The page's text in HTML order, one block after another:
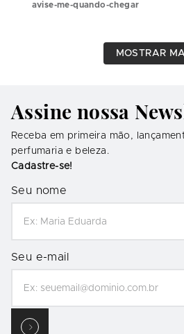
avise-me-quando-chegar
MOSTRAR
Assine nossa
Receba em primeira mão,
perfumaria e beleza.
Cadastre-se!
Seu nome
Seu e-mail